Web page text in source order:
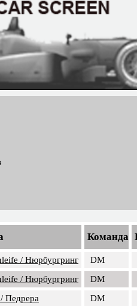
Команда
/ Нюрбургринг
DM
/ Нюрбургринг
DM
Педрера
DM